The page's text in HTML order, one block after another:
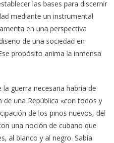
las bases para discernir
mediante un instrumental
en una perspectiva
de una sociedad en
propósito anima la inmensa
guerra necesaria habría de
una República «con todos y
de los pinos nuevos, del
una noción de cubano que
al blanco y al negro. Sabía